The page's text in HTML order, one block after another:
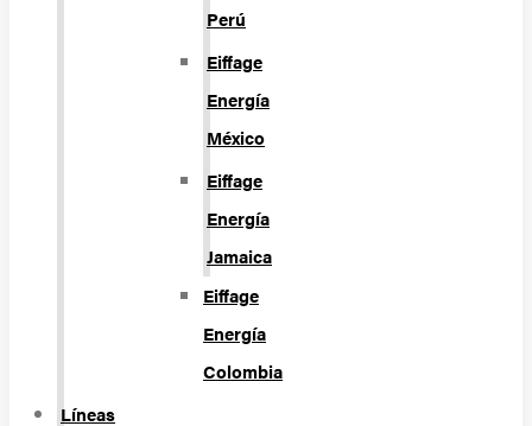
Perú
Eiffage
Energía
México
Eiffage
Energía
Jamaica
Eiffage
Energía
Colombia
Líneas